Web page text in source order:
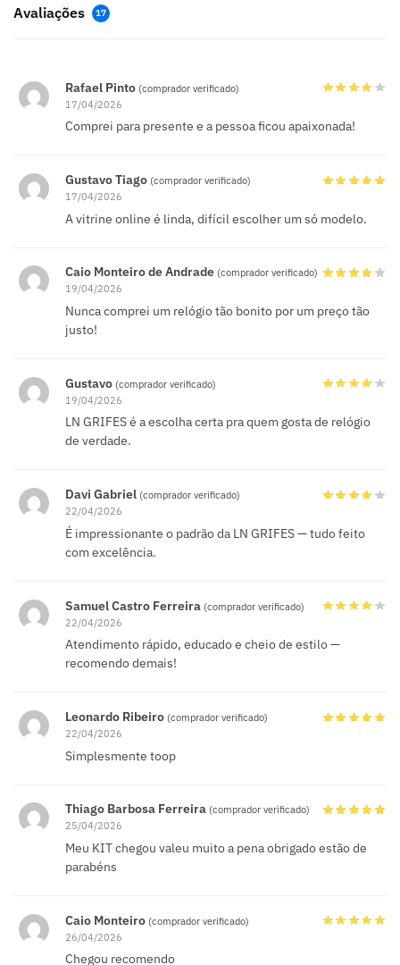
Avaliações 17
Rafael Pinto (comprador verificado)
17/04/2026
Comprei para presente e a pessoa ficou apaixonada!
Gustavo Tiago (comprador verificado)
17/04/2026
A vitrine online é linda, difícil escolher um só modelo.
Caio Monteiro de Andrade (comprador verificado)
19/04/2026
Nunca comprei um relógio tão bonito por um preço tão
justo!
Gustavo (comprador verificado)
19/04/2026
LN GRIFES é a escolha certa pra quem gosta de relógio
de verdade.
Davi Gabriel (comprador verificado)
22/04/2026
É impressionante o padrão da LN GRIFES — tudo feito
com excelência.
Samuel Castro Ferreira (comprador verificado)
22/04/2026
Atendimento rápido, educado e cheio de estilo —
recomendo demais!
Leonardo Ribeiro (comprador verificado)
22/04/2026
Simplesmente toop
Thiago Barbosa Ferreira (comprador verificado)
25/04/2026
Meu KIT chegou valeu muito a pena obrigado estão de
parabéns
Caio Monteiro (comprador verificado)
26/04/2026
Chegou recomendo